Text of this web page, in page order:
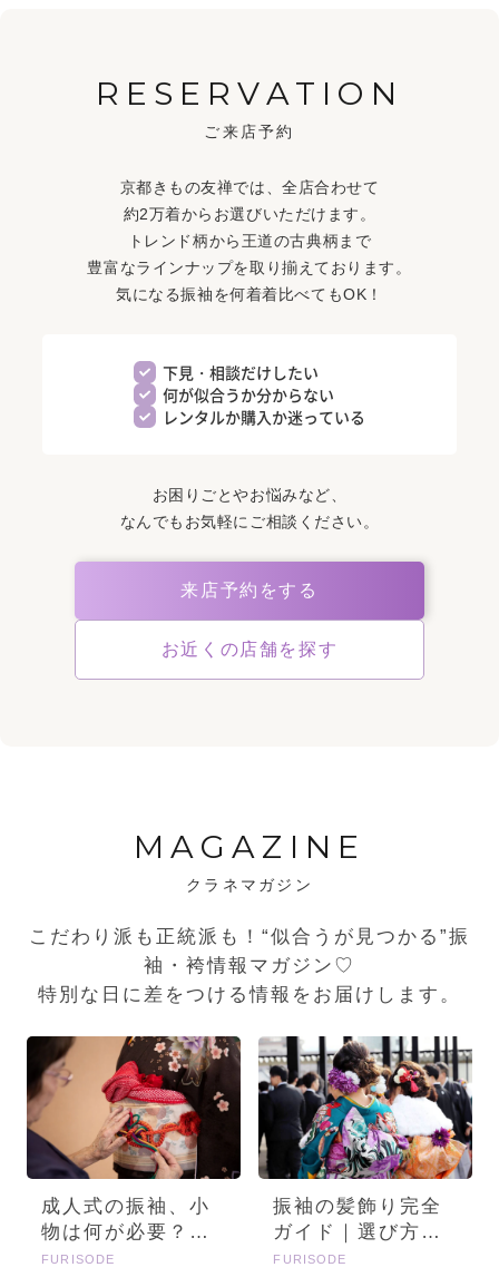
RESERVATION
ご来店予約
京都きもの友禅では、全店合わせて
約2万着からお選びいただけます。
トレンド柄から王道の古典柄まで
豊富なラインナップを取り揃えております。
気になる振袖を何着着比べてもOK！
下見・相談だけしたい
何が似合うか分からない
レンタルか購入か迷っている
お困りごとやお悩みなど、
なんでもお気軽にご相談ください。
来店予約をする
お近くの店舗を探す
MAGAZINE
クラネマガジン
こだわり派も正統派も！“似合うが見つかる”振
袖・袴情報マガジン♡
特別な日に差をつける情報をお届けします。
成人式の振袖、小
物は何が必要？画
像とセットで詳し
FURISODE
振袖の髪飾り完全
ガイド｜選び方・
種類・トレンドを
FURISODE